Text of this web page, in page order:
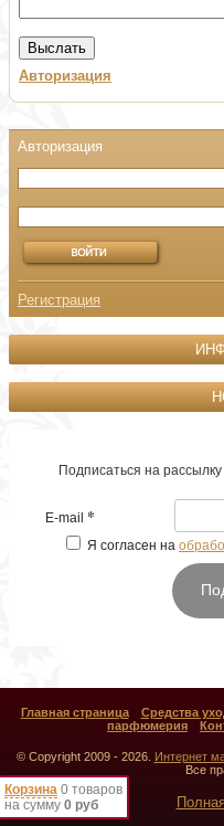
Авторизация
Корзина 0 товаров
на сумму 0 руб
Регистрация
Подписаться на
E-mail *
Я согласен на
Главная страница Средства
парфюмерия
© Copyright 2009 - 2026. Интернет
Все